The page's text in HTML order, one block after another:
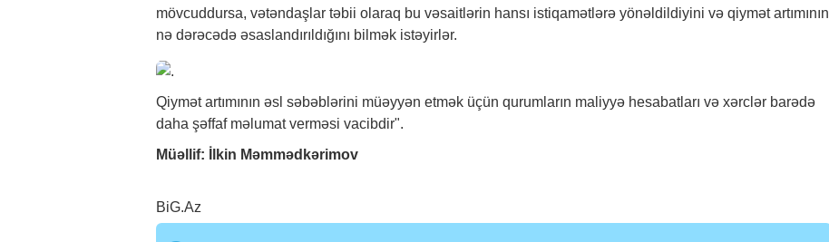
mövcuddursa, vətəndaşlar təbii olaraq bu vəsaitlərin hansı istiqamətlərə yönəldildiyini və qiymət artımının
nə dərəcədə əsaslandırıldığını bilmək istəyirlər.
Qiymət artımının əsl səbəblərini müəyyən etmək üçün qurumların maliyyə hesabatları və xərclər barədə
daha şəffaf məlumat verməsi vacibdir".
Müəllif: İlkin Məmmədkərimov
BiG.Az